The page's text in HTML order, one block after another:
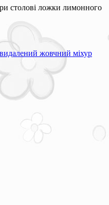
столові ложки лимонного
жовчний міхур